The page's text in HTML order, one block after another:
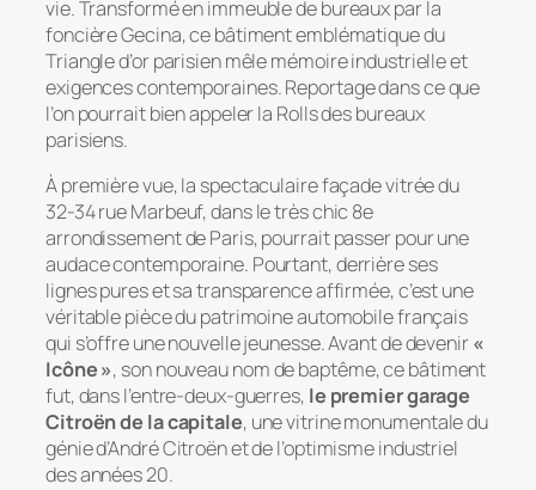
vie. Transformé en immeuble de bureaux par la
foncière Gecina, ce bâtiment emblématique du
Triangle d’or parisien mêle mémoire industrielle et
exigences contemporaines. Reportage dans ce que
l’on pourrait bien appeler la Rolls des bureaux
parisiens.
À première vue, la spectaculaire façade vitrée du
32-34 rue Marbeuf, dans le très chic 8e
arrondissement de Paris, pourrait passer pour une
audace contemporaine. Pourtant, derrière ses
lignes pures et sa transparence affirmée, c’est une
véritable pièce du patrimoine automobile français
qui s’offre une nouvelle jeunesse. Avant de devenir«
Icône », son nouveau nom de baptême, ce bâtiment
fut, dans l’entre-deux-guerres, le premier garage
Citroën de la capitale, une vitrine monumentale du
génie d’André Citroën et de l’optimisme industriel
des années 20.